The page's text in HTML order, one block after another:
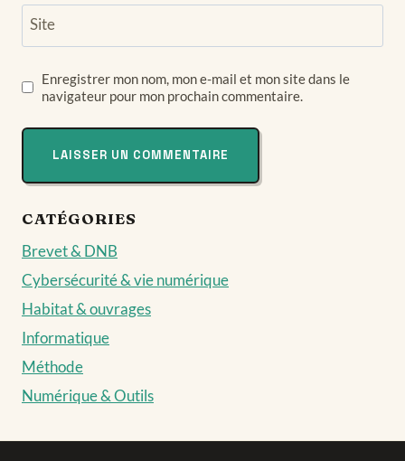
Site
Enregistrer mon nom, mon e-mail et mon site dans le
navigateur pour mon prochain commentaire.
CATÉGORIES
Brevet & DNB
Cybersécurité & vie numérique
Habitat & ouvrages
Informatique
Méthode
Numérique & Outils